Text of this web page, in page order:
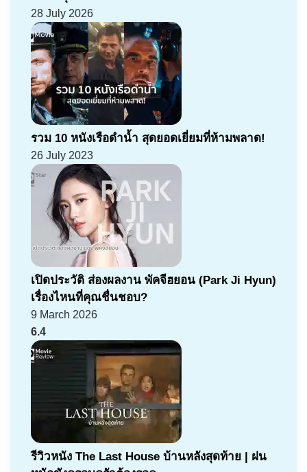
28 July 2026
รวม 10 หนังเรือดำน้ำ สุดยอดเยี่ยมที่ห้ามพลาด!
26 July 2023
เปิดประวัติ ส่องผลงาน พัคจีฮยอน (Park Ji Hyun)
เรื่องไหนที่คุณชื่นชอบ?
9 March 2026
6.4
รีวิวหนัง The Last House บ้านหลังสุดท้าย | ฝน